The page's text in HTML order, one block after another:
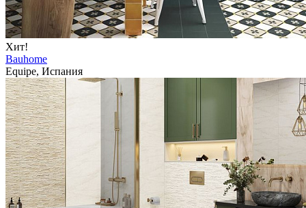
Хит!
Bauhome
Equipe, Испания